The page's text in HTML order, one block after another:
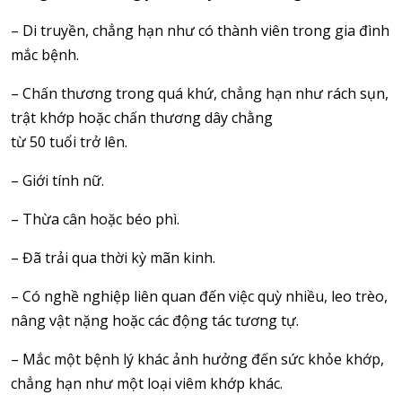
– Di truyền, chẳng hạn như có thành viên trong gia đình
mắc bệnh.
– Chấn thương trong quá khứ, chẳng hạn như rách sụn,
trật khớp hoặc chấn thương dây chằng
từ 50 tuổi trở lên.
– Giới tính nữ.
– Thừa cân hoặc béo phì.
– Đã trải qua thời kỳ mãn kinh.
– Có nghề nghiệp liên quan đến việc quỳ nhiều, leo trèo,
nâng vật nặng hoặc các động tác tương tự.
– Mắc một bệnh lý khác ảnh hưởng đến sức khỏe khớp,
chẳng hạn như một loại viêm khớp khác.